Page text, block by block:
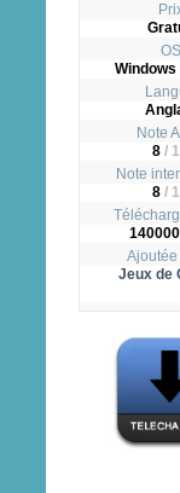
OS
Windows
Note
8 /
Note
8 /
Jeux de